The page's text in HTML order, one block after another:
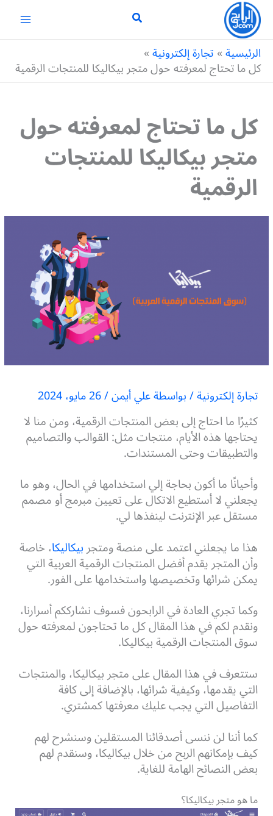
تخطي
المحتوى
الرئيسية تجارة إلكترونية
كل ما تحتاج لمعرفته حول متجر بيكاليكا للمنتجات الرقمية
كل ما تحتاج لمعرفته حول
متجر بيكاليكا للمنتجات
الرقمية
تجارة إلكترونية/ بواسطةعلي أيمن/26 مايو، 2024
كثيرًا ما احتاج إلى بعض المنتجات الرقمية، ومن منا لا
يحتاجها هذه الأيام، منتجات مثل: القوالب والتصاميم
والتطبيقات وحتى المستندات.
وأحيانًا ما أكون بحاجة إلي استخدامها في الحال، وهو ما
يجعلني لا أستطيع الاتكال على تعيين مبرمج أو مصمم
مستقل عبر الإنترنت لينفذها لي.
هذا ما يجعلني اعتمد على منصة ومتجربيكاليكا، خاصة
وأن المتجر يقدم أفضل المنتجات الرقمية العربية التي
يمكن شرائها وتخصيصها واستخدامها على الفور.
وكما تجري العادة في الرابحون فسوف نشارككم أسرارنا،
ونقدم لكم في هذا المقال كل ما تحتاجون لمعرفته حول
سوق المنتجات الرقمية بيكاليكا.
ستتعرف في هذا المقال على متجر بيكاليكا، والمنتجات
التي يقدمها، وكيفية شرائها، بالإضافة إلى كافة
التفاصيل التي يجب عليك معرفتها كمشتري.
كما أننا لن ننسى أصدقائنا المستقلين وسنشرح لهم
كيف بإمكانهم الربح من خلال بيكاليكا، وسنقدم لهم
بعض النصائح الهامة للغاية.
ما هو متجر بيكاليكا؟